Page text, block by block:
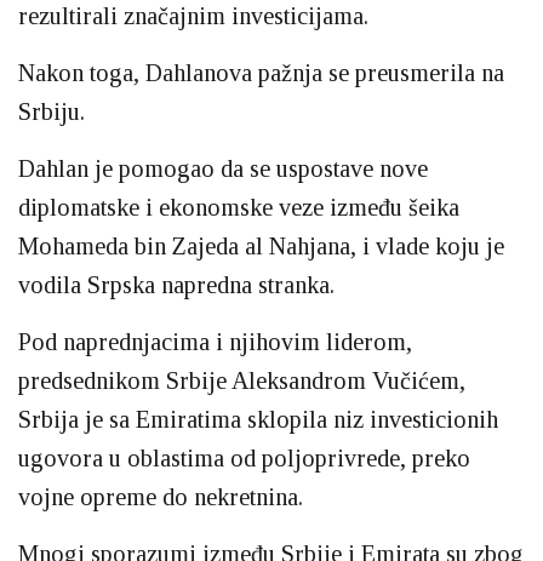
rezultirali značajnim investicijama.
Nakon toga, Dahlanova pažnja se preusmerila na
Srbiju.
Dahlan je pomogao da se uspostave nove
diplomatske i ekonomske veze između šeika
Mohameda bin Zajeda al Nahjana, i vlade koju je
vodila Srpska napredna stranka.
Pod naprednjacima i njihovim liderom,
predsednikom Srbije Aleksandrom Vučićem,
Srbija je sa Emiratima sklopila niz investicionih
ugovora u oblastima od poljoprivrede, preko
vojne opreme do nekretnina.
Mnogi sporazumi između Srbije i Emirata su zbog